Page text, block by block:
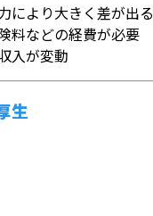
により大きく差が出る
料などの経費が必要
入が変動
生